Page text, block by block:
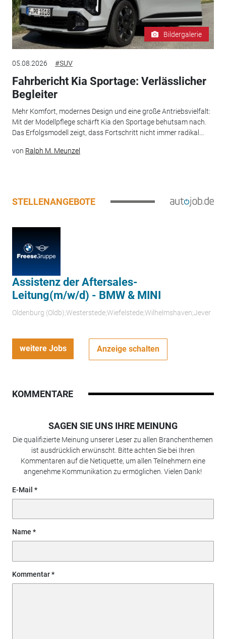
Bildergalerie
05.08.2026 #SUV
Fahrbericht Kia Sportage: Verlässlicher
Begleiter
Mehr Komfort, modernes Design und eine große Antriebsvielfalt:
Mit der Modellpflege schärft Kia den Sportage behutsam nach.
Das Erfolgsmodell zeigt, dass Fortschritt nicht immer radikal...
von Ralph M. Meunzel
STELLENANGEBOTE
Assistenz der Aftersales-
Leitung(m/w/d) - BMW & MINI
Oldenburg (Oldb);Westerstede;Wiefelstede;Wilhelmshaven;Jever
weitere Jobs Anzeige schalten
KOMMENTARE
SAGEN SIE UNS IHRE MEINUNG
Die qualifizierte Meinung unserer Leser zu allen Branchenthemen
ist ausdrücklich erwünscht. Bitte achten Sie bei Ihren
Kommentaren auf die Netiquette, um allen Teilnehmern eine
angenehme Kommunikation zu ermöglichen. Vielen Dank!
E-Mail
Name
Kommentar